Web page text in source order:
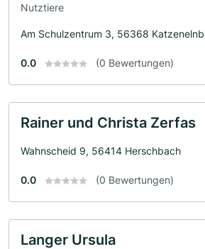
Nutztiere
Am Schulzentrum 3, 56368
0.0 (0 Bewertungen)
Rainer und Christa Zerfas
Wahnscheid 9, 56414 Herschbach
0.0 (0 Bewertungen)
Langer Ursula